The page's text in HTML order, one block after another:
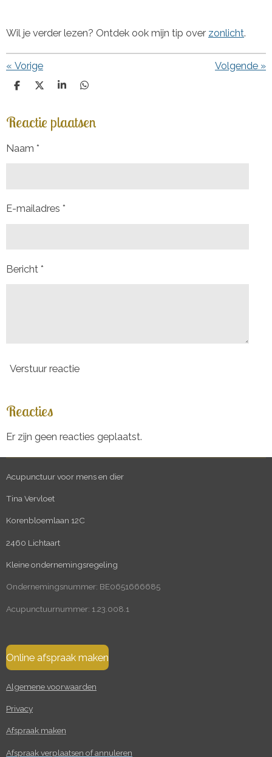
Wil je verder lezen? Ontdek ook mijn tip over zonlicht.
« Vorige Volgende »
D
e
n
D
l
S
r
e
D
e
n
Reactie plaatsen
Naam *
E-mailadres *
Bericht *
Verstuur reactie
Reacties
Er zijn geen reacties geplaatst.
Acupunctuur voor mens en dier
Tina Vervloet
Korenbloemlaan 12C
2460 Lichtaart
Kleine ondernemingsregeling
Ondernemingsnummer: BE0651666685
Acupunctuurnummer: 1.23.008.1
Online afspraak maken
Algemene voorwaarden
Privacy
Afspraak maken
Afspraak verplaatsen of annuleren